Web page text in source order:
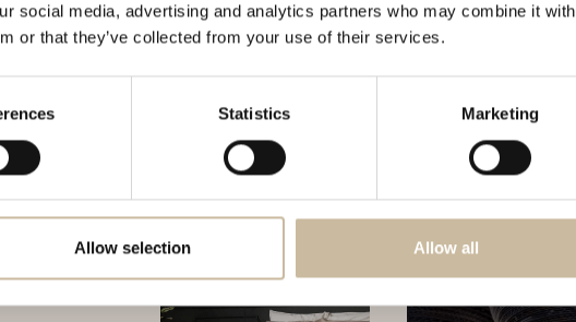
social media, advertising and analytics partners who may combine it with
or that they’ve collected from your use of their services.
Statistics Marketing
Allow selection Allow all
niets
en past
jou in